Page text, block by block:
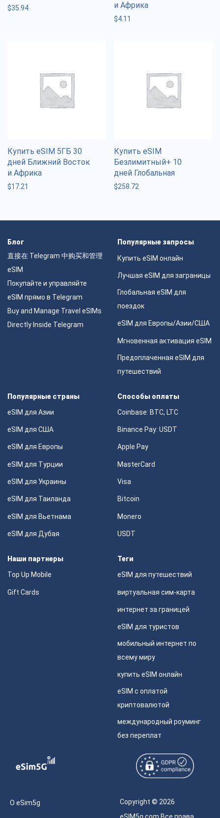
$35.94
и Африка
$4.11
Купить eSIM 5ГБ 30
дней Ближний Восток
и Африка
$17.21
Купить eSIM
Безлимитный+ 10
дней Глобальная
$258.72
Блог
直接在 Telegram 中购买和管理
eSIM
Покупайте и управляйте
eSIM прямо в Telegram
Buy and Manage Travel eSIMs
Directly Inside Telegram
Популярные запросы
Купить eSIM онлайн
Лучшая eSIM для заграницы
Глобальная eSIM для
поездок
eSIM для Европы/Азии/США
Мгновенная активация eSIM
Предоплаченная eSIM для
путешествий
Популярные страны
eSIM для Азии
eSIM для США
eSIM для Европы
eSIM для Турции
eSIM для Украины
eSIM для Таиланда
eSIM для Вьетнама
eSIM для Дубая
Способы оплаты
Coinbase: BTC, LTC
Binance Pay: USDT
Apple Pay
MasterCard
Visa
Bitcoin
Monero
USDT
Наши партнеры
Top Up Mobile
Gift Cards
Теги
eSIM для путешествий
виртуальная сим-карта
интернет за границей
eSIM для туристов
мобильный интернет по
всему миру
купить eSIM онлайн
eSIM с оплатой
криптовалютой
международный роуминг
без переплат
О eSim5g
Copyright © 2026